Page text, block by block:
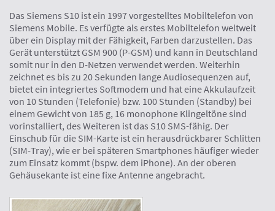
Das Siemens S10 ist ein 1997 vorgestelltes Mobiltelefon von
Siemens Mobile. Es verfügte als erstes Mobiltelefon weltweit
über ein Display mit der Fähigkeit, Farben darzustellen. Das
Gerät unterstützt GSM 900 (P-GSM) und kann in Deutschland
somit nur in den D-Netzen verwendet werden. Weiterhin
zeichnet es bis zu 20 Sekunden lange Audiosequenzen auf,
bietet ein integriertes Softmodem und hat eine Akkulaufzeit
von 10 Stunden (Telefonie) bzw. 100 Stunden (Standby) bei
einem Gewicht von 185 g, 16 monophone Klingeltöne sind
vorinstalliert, des Weiteren ist das S10 SMS-fähig. Der
Einschub für die SIM-Karte ist ein herausdrückbarer Schlitten
(SIM-Tray), wie er bei späteren Smartphones häufiger wieder
zum Einsatz kommt (bspw. dem iPhone). An der oberen
Gehäusekante ist eine fixe Antenne angebracht.